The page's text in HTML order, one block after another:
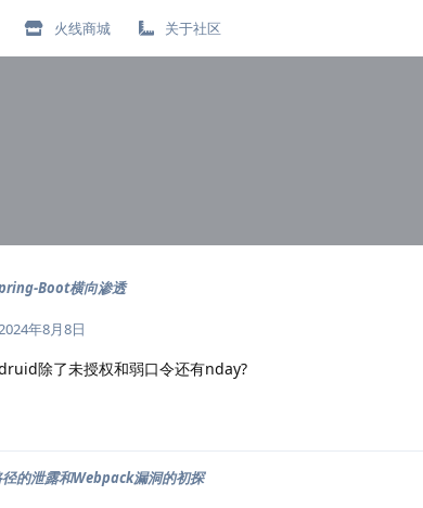
火线商城 关于社区
Boot横向渗透
年8月8日
除了未授权和弱口令还有nday?
的泄露和Webpack漏洞的初探